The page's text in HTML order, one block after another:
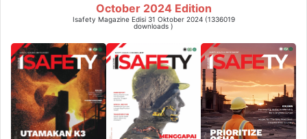
October 2024 Edition
Isafety Magazine Edisi 31 Oktober 2024 (1336019
downloads )